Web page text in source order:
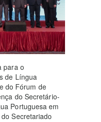
para o
de Língua
do Fórum de
do Secretário-
Portuguesa em
Secretariado